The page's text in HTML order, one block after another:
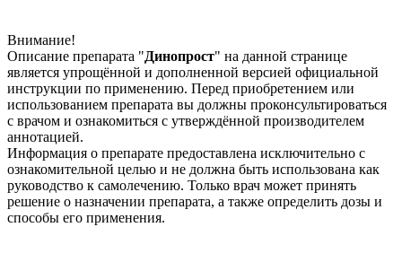
Внимание!
Описание препарата "Динопрост" на данной странице
является упрощённой и дополненной версией официальной
инструкции по применению. Перед приобретением или
использованием препарата вы должны проконсультироваться
с врачом и ознакомиться с утверждённой производителем
аннотацией.
Информация о препарате предоставлена исключительно с
ознакомительной целью и не должна быть использована как
руководство к самолечению. Только врач может принять
решение о назначении препарата, а также определить дозы и
способы его применения.